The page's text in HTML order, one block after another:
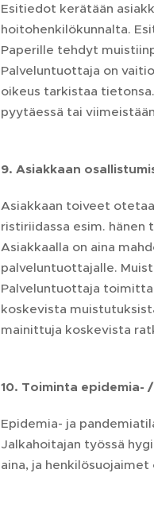
Esitiedot kerätään
hoitohenkilökunnalta.
Paperille tehdyt
Palveluntuottaja on
oikeus tarkistaa
pyytäessä tai
9. Asiakkaan
Asiakkaan toiveet
ristiriidassa esim.
Asiakkaalla on aina
palveluntuottajalle.
Palveluntuottaja
koskevista
mainittuja koskevista
10. Toiminta epidemia-
Epidemia- ja
Jalkahoitajan työssä
aina, ja